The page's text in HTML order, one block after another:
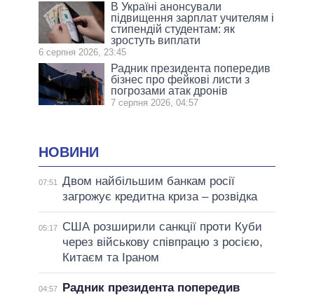
В Україні анонсували
підвищення зарплат учителям і
стипендій студентам: як
зростуть виплати
6 серпня 2026, 23:45
Радник президента попередив
бізнес про фейкові листи з
погрозами атак дронів
7 серпня 2026, 04:57
НОВИНИ
07:51
Двом найбільшим банкам росії
загрожує кредитна криза – розвідка
05:17
США розширили санкції проти Куби
через військову співпрацю з росією,
Китаєм та Іраном
04:57
Радник президента попередив